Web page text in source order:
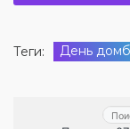
Теги: День